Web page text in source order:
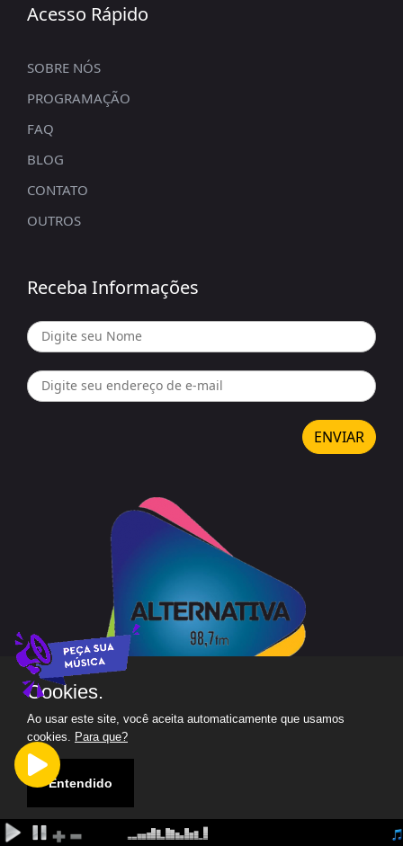
Acesso Rápido
SOBRE NÓS
PROGRAMAÇÃO
FAQ
BLOG
CONTATO
OUTROS
Receba Informações
ENVIAR
Copyright 2026. Todos os direitos reservados.
Cookies.
Ao usar este site, você aceita automaticamente que usamos
cookies. Para que?
Entendido